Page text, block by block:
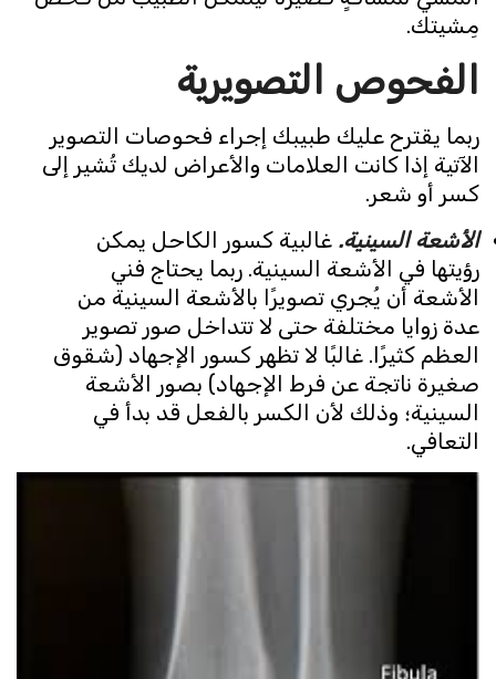
مِشيتك.
الفحوص التصويرية
ربما يقترح عليك طبيبك إجراء فحوصات التصوير
الآتية إذا كانت العلامات والأعراض لديك تُشير إلى
كسر أو شعر.
الأشعة السينية. غالبية كسور الكاحل يمكن
رؤيتها في الأشعة السينية. ربما يحتاج فني
الأشعة أن يُجري تصويرًا بالأشعة السينية من
عدة زوايا مختلفة حتى لا تتداخل صور تصوير
العظم كثيرًا. غالبًا لا تظهر كسور الإجهاد (شقوق
صغيرة ناتجة عن فرط الإجهاد) بصور الأشعة
السينية؛ وذلك لأن الكسر بالفعل قد بدأ في
التعافي.